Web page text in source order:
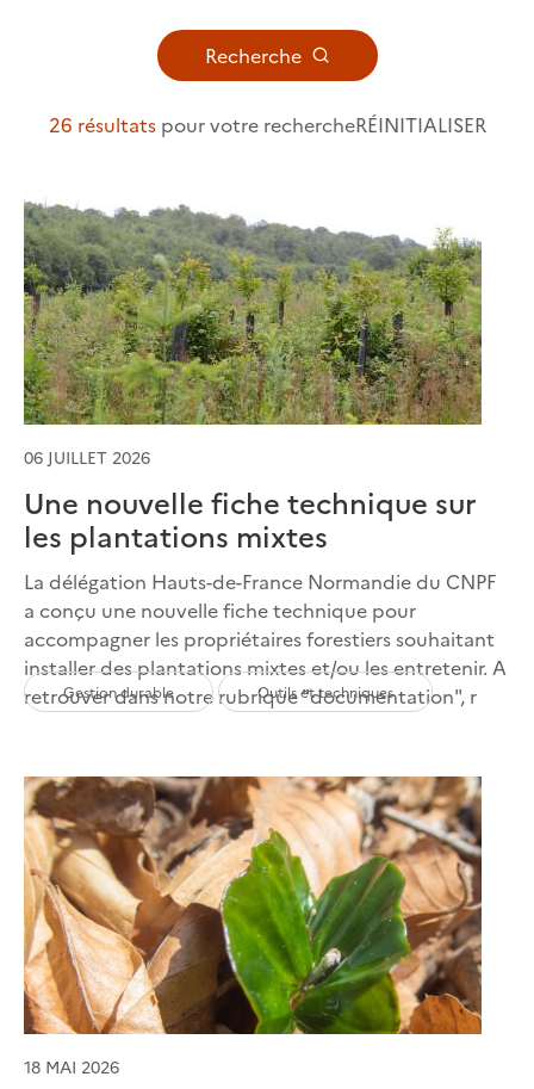
Recherche
26 résultatspour votre rechercheRÉINITIALISER
06 JUILLET 2026
Une nouvelle fiche technique sur
les plantations mixtes
La délégation Hauts-de-France Normandie du CNPF
a conçu une nouvelle fiche technique pour
accompagner les propriétaires forestiers souhaitant
installer des plantations mixtes et/ou les entretenir. A
retrouver dans notre rubrique "documentation", r
Gestion durable Outils et techniques
18 MAI 2026